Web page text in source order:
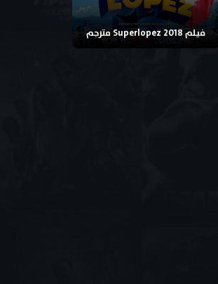
فيلم Superlopez 2018 مترجم